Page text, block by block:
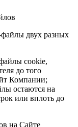
двух разных
cookie,
до того
Компании;
остаются на
или вплоть до
на Сайте